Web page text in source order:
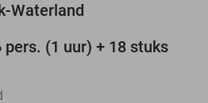
Waterland
33%
(1 uur) + 18 stuks